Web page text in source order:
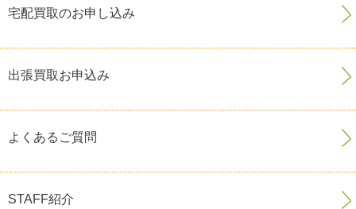
宅配買取のお申し込み
出張買取お申込み
よくあるご質問
STAFF紹介